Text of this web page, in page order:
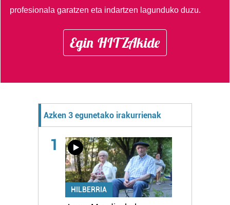
profesionala garatzen eta indartzen lagunduko duzu.
Egin HITZAkide
Azken 3 egunetako irakurrienak
1
HILBERRIA